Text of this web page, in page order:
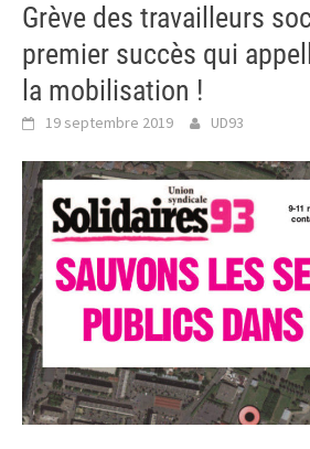
Grève des travailleurs
premier succès qui
la mobilisation !
19 septembre 2019 UD93